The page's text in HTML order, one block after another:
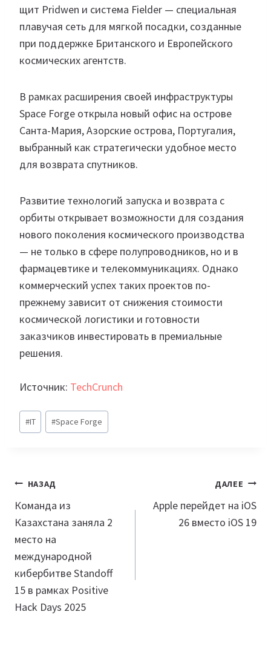
щит Pridwen и система Fielder — специальная
плавучая сеть для мягкой посадки, созданные
при поддержке Британского и Европейского
космических агентств.
В рамках расширения своей инфраструктуры
Space Forge открыла новый офис на острове
Санта-Мария, Азорские острова, Португалия,
выбранный как стратегически удобное место
для возврата спутников.
Развитие технологий запуска и возврата с
орбиты открывает возможности для создания
нового поколения космического производства
— не только в сфере полупроводников, но и в
фармацевтике и телекоммуникациях. Однако
коммерческий успех таких проектов по-
прежнему зависит от снижения стоимости
космической логистики и готовности
заказчиков инвестировать в премиальные
решения.
Источник: TechCrunch
Метки
записи:
#IT #Space Forge
Навигация
по
записям
НАЗАД
Команда из
Казахстана заняла 2
место на
международной
кибербитве Standoff
15 в рамках Positive
Hack Days 2025
ДАЛЕЕ
Apple перейдет на iOS
26 вместо iOS 19